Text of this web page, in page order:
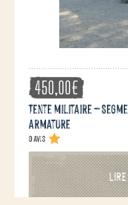
450,00€
Tente militaire –
armature
0 avis
LIRE